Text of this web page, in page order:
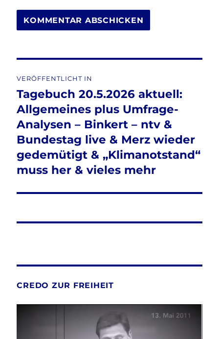
VERÖFFENTLICHT IN
Tagebuch 20.5.2026 aktuell:
Allgemeines plus Umfrage-
Analysen – Binkert – ntv &
Bundestag live & Merz wieder
gedemütigt & „Klimanotstand“
muss her & vieles mehr
CREDO ZUR FREIHEIT